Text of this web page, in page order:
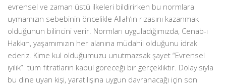
evrensel ve zaman üstü ilkeleri bildirirken bu normlara
uymamızın sebebinin öncelikle Allah’ın rızasını kazanmak
olduğunun bilincini verir. Normları uyguladığımızda, Cenab-ı
Hakkın, yaşamımızın her alanına müdahil olduğunu idrak
ederiz. Kime kul olduğumuzu unutmazsak şayet “Evrensel
iyilik” tüm fıtratların kabul göreceği bir gerçekliktir. Dolayısıyla
bu dine uyan kişi, yaratılışına uygun davranacağı için son